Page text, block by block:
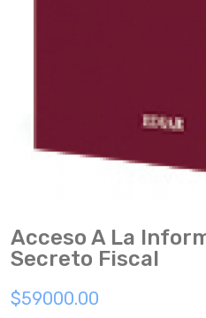
Acceso A La
Secreto Fiscal
$59000.00